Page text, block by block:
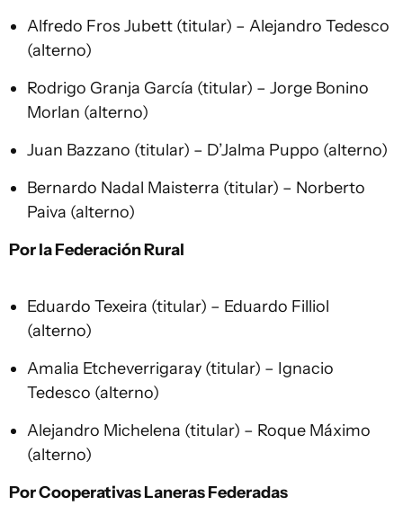
Alfredo Fros Jubett (titular) – Alejandro Tedesco
(alterno)
Rodrigo Granja García (titular) – Jorge Bonino
Morlan (alterno)
Juan Bazzano (titular) – D’Jalma Puppo (alterno)
Bernardo Nadal Maisterra (titular) – Norberto
Paiva (alterno)
Por la Federación Rural
Eduardo Texeira (titular) – Eduardo Filliol
(alterno)
Amalia Etcheverrigaray (titular) – Ignacio
Tedesco (alterno)
Alejandro Michelena (titular) – Roque Máximo
(alterno)
Por Cooperativas Laneras Federadas